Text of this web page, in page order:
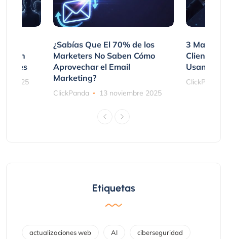
2025
¿Sabías Que El 70% de los
Marketers No Saben Cómo
Aprovechar el Email
Marketing?
ClickPanda 13 noviembre 2025
3
Clientes
Usando
ClickPanda
Etiquetas
actualizaciones web AI ciberseguridad